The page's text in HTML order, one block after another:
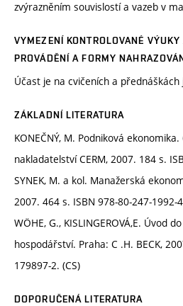
zvýrazněním souvislostí a vazeb v
VYMEZENÍ KONTROLOVANÉ
PROVÁDĚNÍ A FORMY
Účast je na cvičeních a
ZÁKLADNÍ LITERATURA
KONEČNÝ, M. Podniková
nakladatelství CERM, 2007. 184 s.
SYNEK, M. a kol. Manažerská
2007. 464 s. ISBN 978-80-247-1992-
WÖHE, G., KISLINGEROVÁ,E. Úvod
hospodářství. Praha: C .H. BECK,
179897-2. (CS)
DOPORUČENÁ LITERATURA